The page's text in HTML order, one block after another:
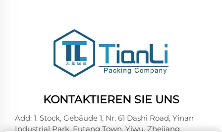
KONTAKTIEREN SIE UNS
Add: 1. Stock, Gebäude 1, Nr. 61 Dashi Road, Yinan
Industrial Park, Futang Town, Yiwu, Zhejiang